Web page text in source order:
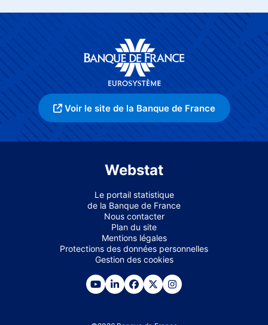
Voir le site de la Banque de France
Webstat
Le portail statistique
de la Banque de France
Nous contacter
Plan du site
Mentions légales
Protections des données personnelles
Gestion des cookies